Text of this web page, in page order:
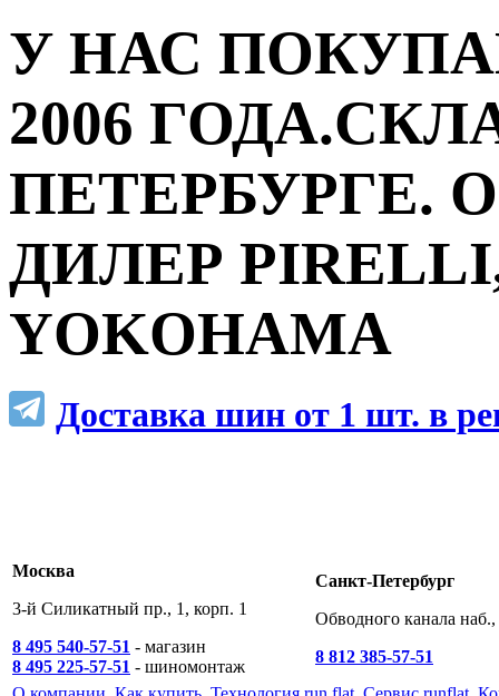
У НАС
2006
ПЕТЕРБУРГЕ.
ДИЛЕР
YOKOHAMA
Доставка шин от 1 шт. в
Москва
3-й Силикатный пр., 1, корп. 1
8 495 540-57-51 - магазин
8 495 225-57-51 - шиномонтаж
Санкт-Петербург
Обводного канала
8 812 385-57-51